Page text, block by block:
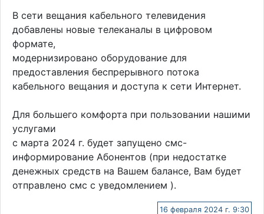
В сети вещания кабельного телевидения
добавлены новые телеканалы в цифровом
формате,
модернизировано оборудование для
предоставления беспрерывного потока
кабельного вещания и доступа к сети Интернет.
Для большего комфорта при пользовании нашими
услугами
с марта 2024 г. будет запущено смс-
информирование Абонентов (при недостатке
денежных средств на Вашем балансе, Вам будет
отправлено смс с уведомлением ).
16 февраля 2024 г. 9:30